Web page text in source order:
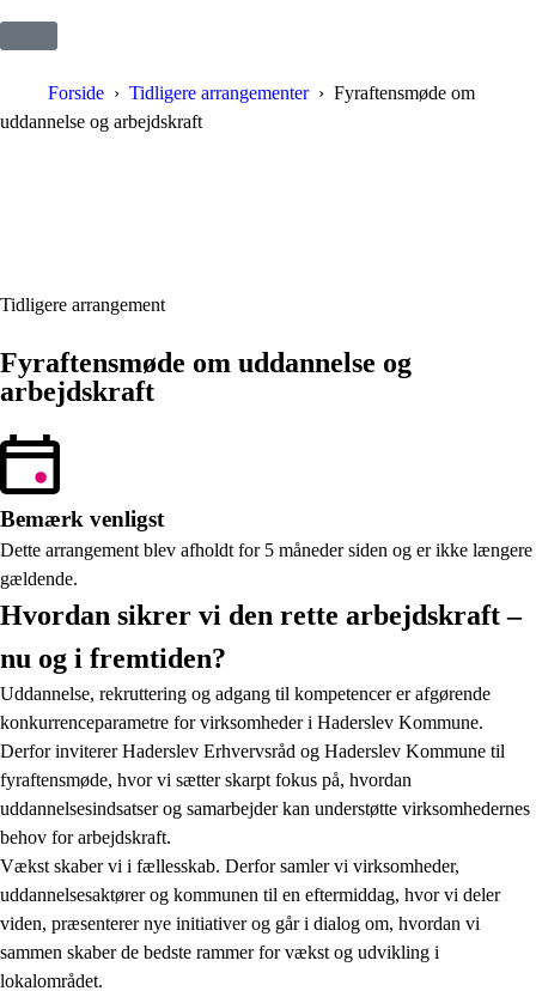
Forside Tidligere arrangementer
Fyraftensmøde om
uddannelse og arbejdskraft
Tidligere arrangement
Fyraftensmøde om uddannelse og
arbejdskraft
Bemærk venligst
Dette arrangement blev afholdt for 5 måneder siden og er ikke længere
gældende.
Hvordan sikrer vi den rette arbejdskraft –
nu og i fremtiden?
Uddannelse, rekruttering og adgang til kompetencer er afgørende
konkurrenceparametre for virksomheder i Haderslev Kommune.
Derfor inviterer Haderslev Erhvervsråd og Haderslev Kommune til
fyraftensmøde, hvor vi sætter skarpt fokus på, hvordan
uddannelsesindsatser og samarbejder kan understøtte virksomhedernes
behov for arbejdskraft.
Vækst skaber vi i fællesskab. Derfor samler vi virksomheder,
uddannelsesaktører og kommunen til en eftermiddag, hvor vi deler
viden, præsenterer nye initiativer og går i dialog om, hvordan vi
sammen skaber de bedste rammer for vækst og udvikling i
lokalområdet.